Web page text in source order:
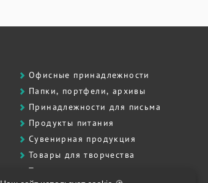
Офисные принадлежности
Папки, портфели, архивы
Принадлежности для письма
Продукты питания
Сувенирная продукция
Товары для творчества
Товары для школы